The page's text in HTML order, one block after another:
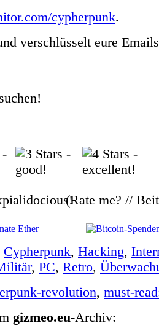
cypherpunk.
verschlüsselt eure
(Rate me? //
Cypherpunk, Hacking,
, PC, Retro,
revolution, must-
gizmeo.eu-Archiv: